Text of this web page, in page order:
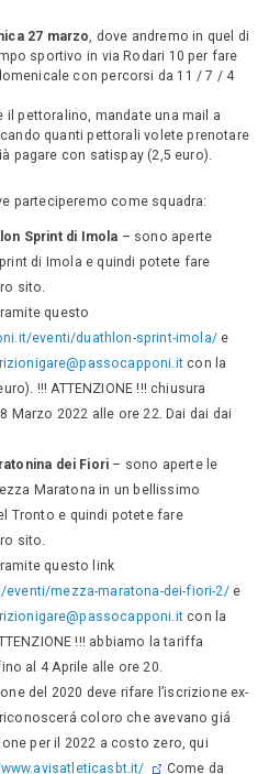
27 marzo
, dove andremo in quel di
sportivo in via Rodari 10 per fare
con percorsi da 11 / 7 / 4
il pettoralino, mandate una mail a
quanti pettorali volete prenotare
pagare con satispay (2,5 euro).
parteciperemo come squadra:
Sprint di Imola – sono aperte
di Imola e quindi potete fare
sito.
questo
eventi/duathlon-sprint-imola/e
con la
!!! ATTENZIONE !!! chiusura
Marzo 2022 alle ore 22. Dai dai dai
dei Fiori – sono aperte le
Maratona in un bellissimo
Tronto e quindi potete fare
sito.
questo link
mezza-maratona-dei-fiori-2/e
con la
!!! abbiamo la tariffa
al 4 Aprile alle ore 20.
del 2020 deve rifare l’iscrizione ex-
coloro che avevano giá
per il 2022 a costo zero, qui
Come da